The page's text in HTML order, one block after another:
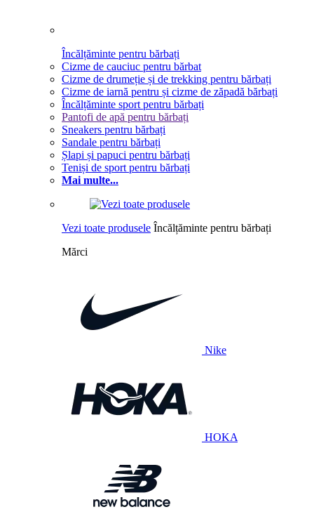
Încălțăminte pentru bărbați
Cizme de cauciuc pentru bărbat
Cizme de drumeție și de trekking pentru bărbați
Cizme de iarnă pentru și cizme de zăpadă bărbați
Încălțăminte sport pentru bărbați
Pantofi de apă pentru bărbați
Sneakers pentru bărbați
Sandale pentru bărbați
Șlapi și papuci pentru bărbați
Teniși de sport pentru bărbați
Mai multe...
Vezi toate produsele Încălțăminte pentru bărbați
Mărci
Nike
HOKA